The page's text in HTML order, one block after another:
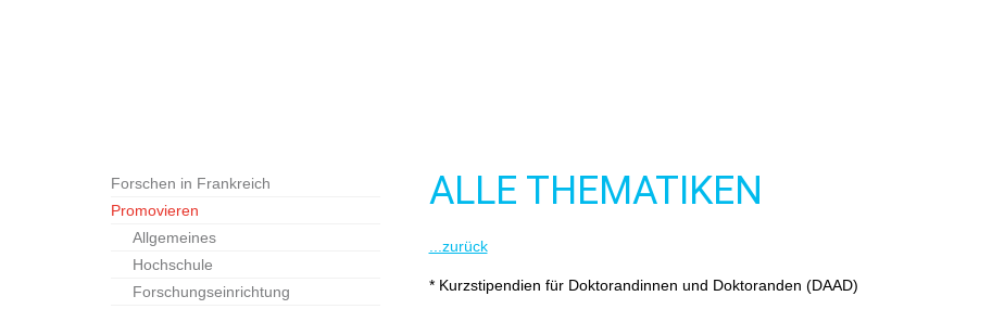
Forschen in Frankreich
Promovieren
Allgemeines
Hochschule
Forschungseinrichtung
ALLE THEMATIKEN
...zurück
* Kurzstipendien für Doktorandinnen und Doktoranden (DAAD)